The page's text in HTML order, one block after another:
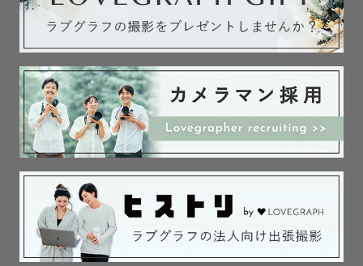
親戚くらい沢山お話しをしますので
ぜひリラックスして撮影を楽しんでください☺️
ご予約前のお問い合わせは
公式LINEにお気軽にお願いします！
https://lin.ee/GLq2vzq
_______私について_______
1995年10月7日生まれ
お家には猫ちゃんがいます🐱